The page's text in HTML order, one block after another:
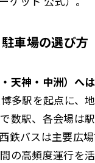
車場の選び方
天神・中洲）へ
多駅を起点に、
数駅、各会場は
鉄バスは主要広
の高頻度運行を